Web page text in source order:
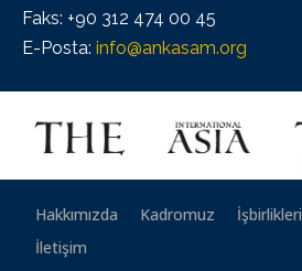
Faks: +90 312 474 00 45
E-Posta: info@ankasam.org
Hakkımızda Kadromuz İşbirlikleri
İletişim